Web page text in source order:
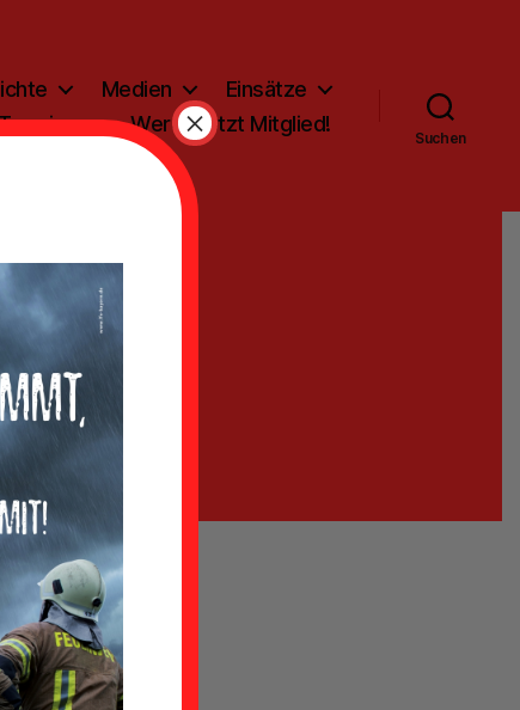
Medien
Einsätze
Werde jetzt Mitglied!
Suchen
×